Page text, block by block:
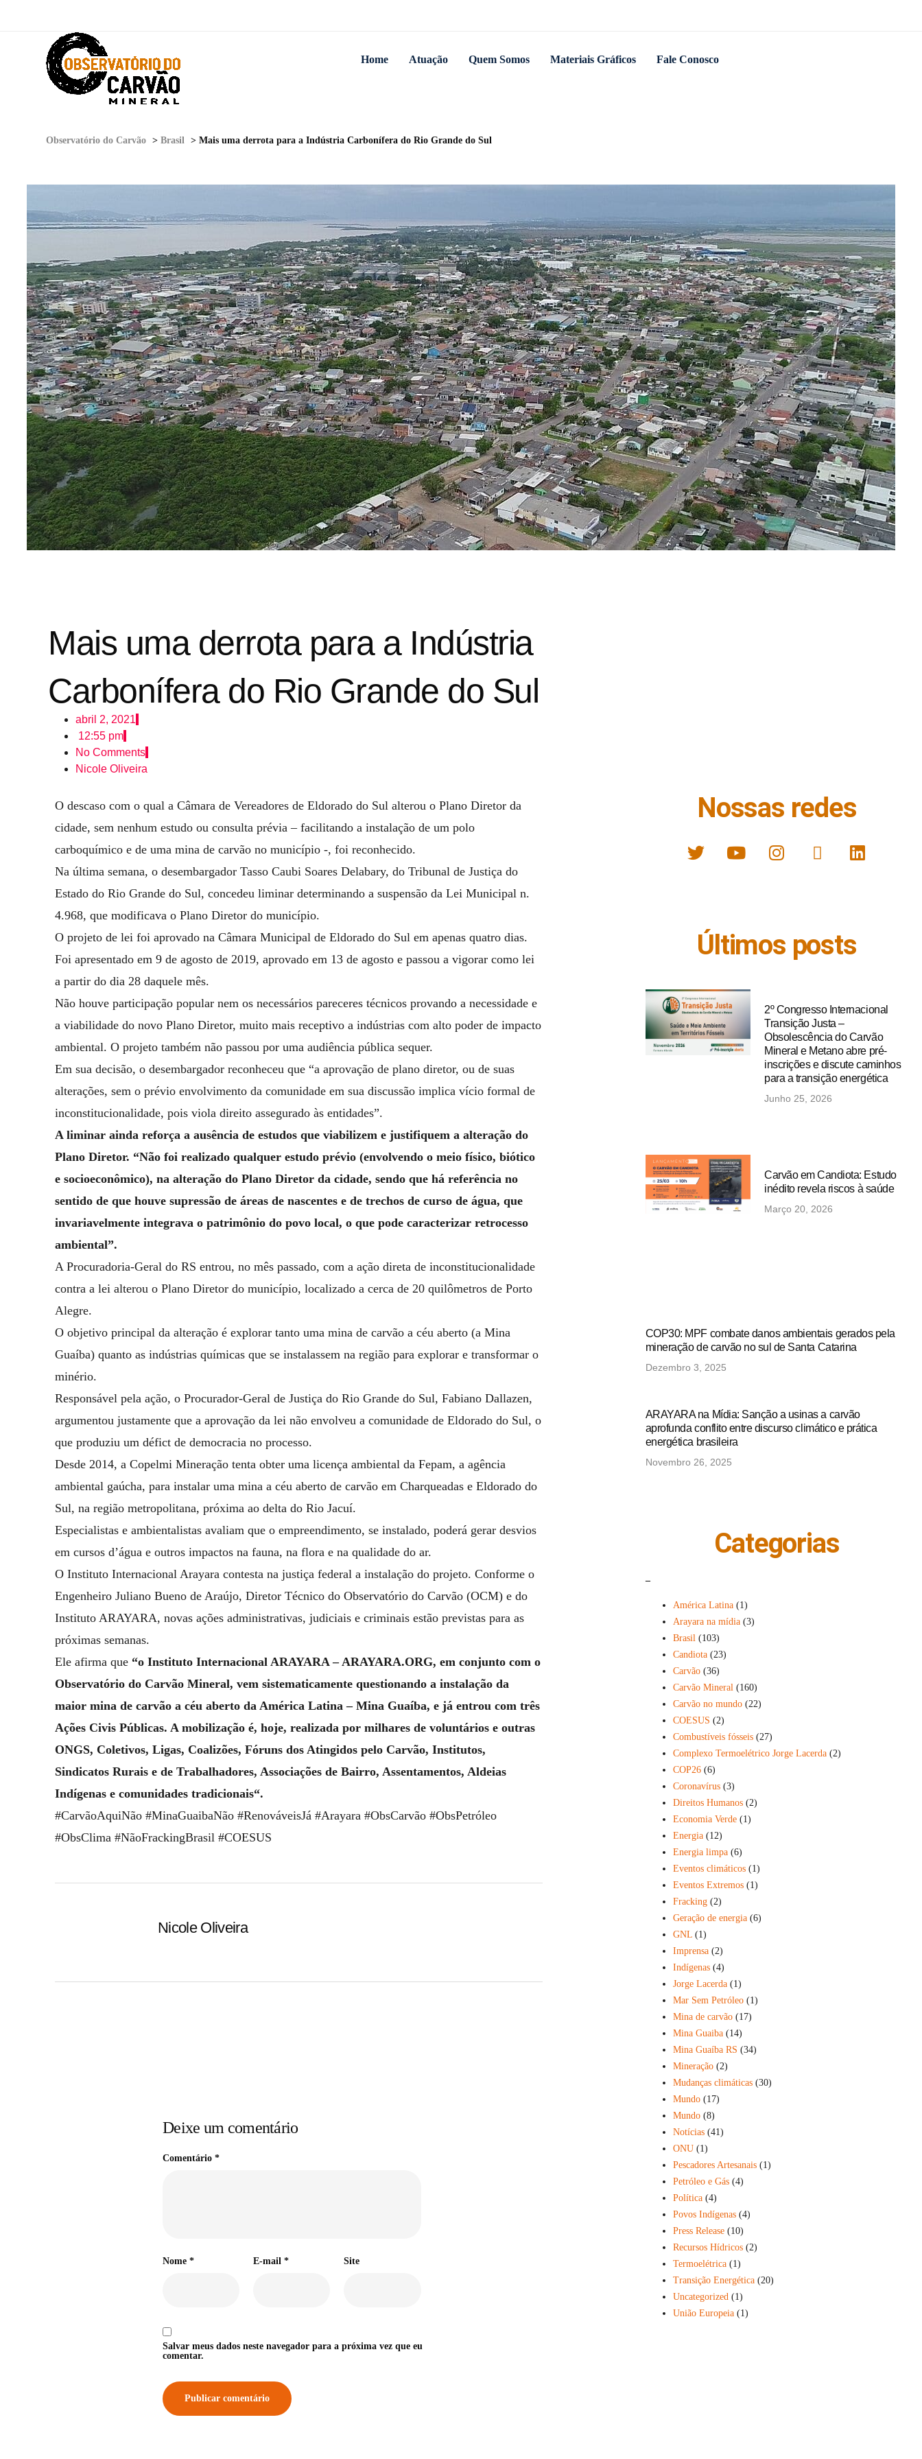
Home Atuação Quem Somos Materiais Gráficos Fale Conosco
Observatório do Carvão > Brasil > Mais uma derrota para a Indústria Carbonífera do Rio Grande do Sul
Mais uma derrota para a Indústria
Carbonífera do Rio Grande do Sul
abril 2, 2021
12:55 pm
No Comments
Nicole Oliveira
O descaso com o qual a Câmara de Vereadores de Eldorado do Sul alterou o Plano Diretor da
cidade, sem nenhum estudo ou consulta prévia – facilitando a instalação de um polo
carboquímico e de uma mina de carvão no município -, foi reconhecido.
Na última semana, o desembargador Tasso Caubi Soares Delabary, do Tribunal de Justiça do
Estado do Rio Grande do Sul, concedeu liminar determinando a suspensão da Lei Municipal n.
4.968, que modificava o Plano Diretor do município.
O projeto de lei foi aprovado na Câmara Municipal de Eldorado do Sul em apenas quatro dias.
Foi apresentado em 9 de agosto de 2019, aprovado em 13 de agosto e passou a vigorar como lei
a partir do dia 28 daquele mês.
Não houve participação popular nem os necessários pareceres técnicos provando a necessidade e
a viabilidade do novo Plano Diretor, muito mais receptivo a indústrias com alto poder de impacto
ambiental. O projeto também não passou por uma audiência pública sequer.
Em sua decisão, o desembargador reconheceu que “a aprovação de plano diretor, ou de suas
alterações, sem o prévio envolvimento da comunidade em sua discussão implica vício formal de
inconstitucionalidade, pois viola direito assegurado às entidades”.
A liminar ainda reforça a ausência de estudos que viabilizem e justifiquem a alteração do
Plano Diretor. “Não foi realizado qualquer estudo prévio (envolvendo o meio físico, biótico
e socioeconômico), na alteração do Plano Diretor da cidade, sendo que há referência no
sentido de que houve supressão de áreas de nascentes e de trechos de curso de água, que
invariavelmente integrava o patrimônio do povo local, o que pode caracterizar retrocesso
ambiental”.
A Procuradoria-Geral do RS entrou, no mês passado, com a ação direta de inconstitucionalidade
contra a lei alterou o Plano Diretor do município, localizado a cerca de 20 quilômetros de Porto
Alegre.
O objetivo principal da alteração é explorar tanto uma mina de carvão a céu aberto (a Mina
Guaíba) quanto as indústrias químicas que se instalassem na região para explorar e transformar o
minério.
Responsável pela ação, o Procurador-Geral de Justiça do Rio Grande do Sul, Fabiano Dallazen,
argumentou justamente que a aprovação da lei não envolveu a comunidade de Eldorado do Sul, o
que produziu um défict de democracia no processo.
Desde 2014, a Copelmi Mineração tenta obter uma licença ambiental da Fepam, a agência
ambiental gaúcha, para instalar uma mina a céu aberto de carvão em Charqueadas e Eldorado do
Sul, na região metropolitana, próxima ao delta do Rio Jacuí.
Especialistas e ambientalistas avaliam que o empreendimento, se instalado, poderá gerar desvios
em cursos d’água e outros impactos na fauna, na flora e na qualidade do ar.
O Instituto Internacional Arayara contesta na justiça federal a instalação do projeto. Conforme o
Engenheiro Juliano Bueno de Araújo, Diretor Técnico do Observatório do Carvão (OCM) e do
Instituto ARAYARA, novas ações administrativas, judiciais e criminais estão previstas para as
próximas semanas.
Ele afirma que “o Instituto Internacional ARAYARA – ARAYARA.ORG, em conjunto com o
Observatório do Carvão Mineral, vem sistematicamente questionando a instalação da
maior mina de carvão a céu aberto da América Latina – Mina Guaíba, e já entrou com três
Ações Civis Públicas. A mobilização é, hoje, realizada por milhares de voluntários e outras
ONGS, Coletivos, Ligas, Coalizões, Fóruns dos Atingidos pelo Carvão, Institutos,
Sindicatos Rurais e de Trabalhadores, Associações de Bairro, Assentamentos, Aldeias
Indígenas e comunidades tradicionais“.
#CarvãoAquiNão #MinaGuaibaNão #RenováveisJá #Arayara #ObsCarvão #ObsPetróleo
#ObsClima #NãoFrackingBrasil #COESUS
Nicole Oliveira
Deixe um comentário
Comentário*
Nome* E-mail* Site
Salvar meus dados neste navegador para a próxima vez que eu
comentar.
Nossas redes
Últimos posts
2º Congresso Internacional
Transição Justa –
Obsolescência do Carvão
Mineral e Metano abre pré-
inscrições e discute caminhos
para a transição energética
Junho 25, 2026
Carvão em Candiota: Estudo
inédito revela riscos à saúde
Março 20, 2026
COP30: MPF combate danos ambientais gerados pela
mineração de carvão no sul de Santa Catarina
Dezembro 3, 2025
ARAYARA na Mídia: Sanção a usinas a carvão
aprofunda conflito entre discurso climático e prática
energética brasileira
Novembro 26, 2025
Categorias
América Latina(1)
Arayara na mídia(3)
Brasil (103)
Candiota(23)
Carvão(36)
Carvão Mineral (160)
Carvão no mundo(22)
COESUS (2)
Combustíveis fósseis(27)
Complexo Termoelétrico Jorge Lacerda(2)
COP26(6)
Coronavírus(3)
Direitos Humanos(2)
Economia Verde(1)
Energia(12)
Energia limpa(6)
Eventos climáticos(1)
Eventos Extremos(1)
Fracking(2)
Geração de energia(6)
GNL(1)
Imprensa(2)
Indígenas(4)
Jorge Lacerda(1)
Mar Sem Petróleo(1)
Mina de carvão(17)
Mina Guaiba(14)
Mina Guaíba RS (34)
Mineração(2)
Mudanças climáticas(30)
Mundo(17)
Mundo(8)
Notícias(41)
ONU(1)
Pescadores Artesanais(1)
Petróleo e Gás(4)
Política(4)
Povos Indígenas(4)
Press Release(10)
Recursos Hídricos(2)
Termoelétrica(1)
Transição Energética(20)
Uncategorized (1)
União Europeia(1)